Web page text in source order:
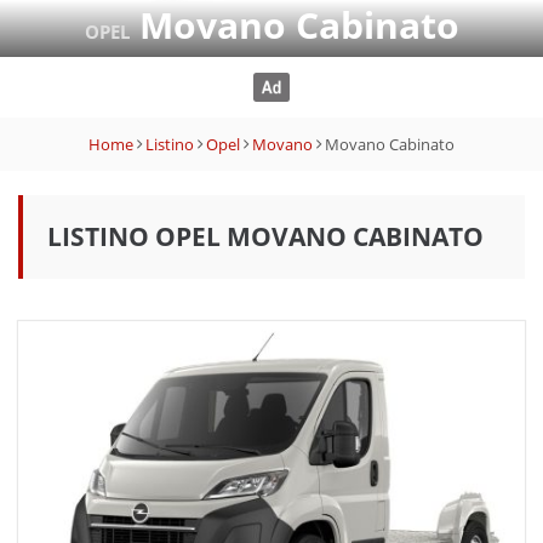
OPELMovano Cabinato
Home Listino Opel Movano Movano Cabinato
LISTINO OPEL MOVANO CABINATO